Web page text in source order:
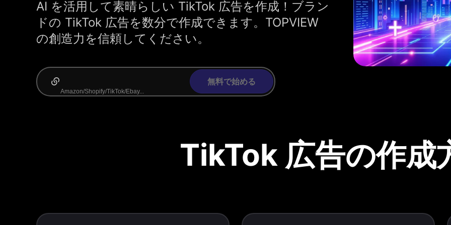
AI を活用して素晴らしい TikTok 広告を作成！ブラン
ドの TikTok 広告を数分で作成できます。TOPVIEW
の創造力を信頼してください。
無料で始める
TikTok 広告の作成